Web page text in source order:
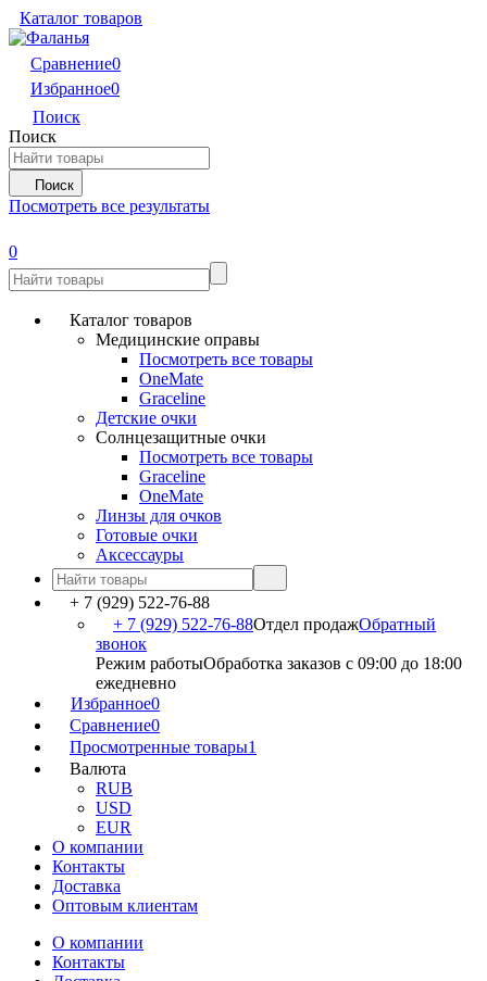
Каталог товаров
Сравнение0
Избранное0
Поиск
Поиск
Поиск
Посмотреть все результаты
0
Каталог товаров
Медицинские оправы
Посмотреть все товары
OneMate
Graceline
Детские очки
Солнцезащитные очки
Посмотреть все товары
Graceline
OneMate
Линзы для очков
Готовые очки
Аксессауры
+ 7 (929) 522-76-88
+ 7 (929) 522-76-88Отдел продажОбратный
звонок
Режим работыОбработка заказов с 09:00 до 18:00
ежедневно
Избранное0
Сравнение0
Просмотренные товары1
Валюта
RUB
USD
EUR
О компании
Контакты
Доставка
Оптовым клиентам
О компании
Контакты